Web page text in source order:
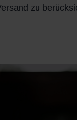
zu
erst die
Shopper an
wird eine